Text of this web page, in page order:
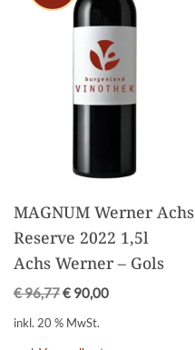
MAGNUM Werner Achs
Reserve 2022 1,5l
Achs Werner – Gols
€96,77€ 90,00
inkl. 20 % MwSt.